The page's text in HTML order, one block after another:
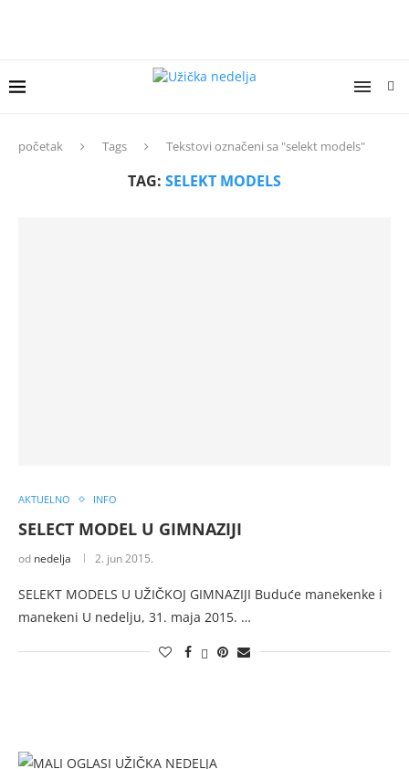
početak Tags Tekstovi označeni sa "selekt models"
TAG: SELEKT MODELS
AKTUELNO INFO
SELECT MODEL U GIMNAZIJI
od nedelja 2. jun 2015.
SELEKT MODELS U UŽIČKOJ GIMNAZIJI Buduće manekenke i
manekeni U nedelju, 31. maja 2015. …